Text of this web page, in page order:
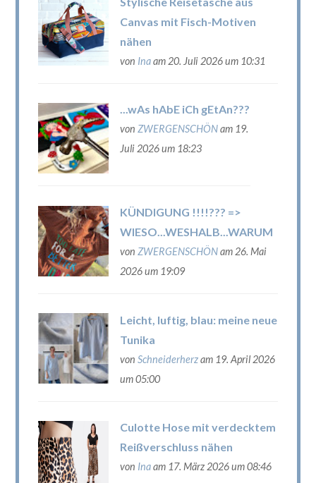
Canvas mit Fisch-Motiven
nähen
von Inaam 20. Juli 2026 um 10:31
...wAs hAbE iCh gEtAn???
von ZWERGENSCHÖNam 19.
Juli 2026 um 18:23
KÜNDIGUNG !!!!??? =>
WIESO...WESHALB...WARUM
von ZWERGENSCHÖNam 26. Mai
2026 um 19:09
Leicht, luftig, blau: meine neue
Tunika
von Schneiderherzam 19. April 2026
um 05:00
Culotte Hose mit verdecktem
Reißverschluss nähen
von Inaam 17. März 2026 um 08:46